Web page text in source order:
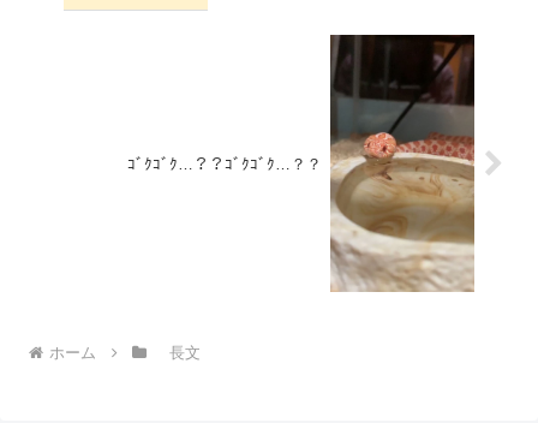
ｺﾞｸｺﾞｸ…？？ｺﾞｸｺﾞｸ…？？
ホーム 長文